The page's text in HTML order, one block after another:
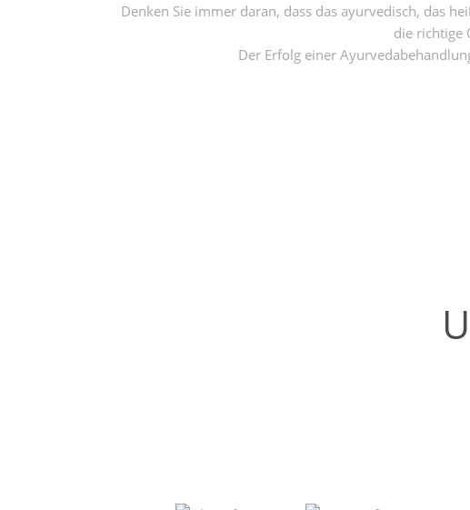
Denken Sie immer daran, dass das ayurvedisch, das
die richtige
Der Erfolg einer